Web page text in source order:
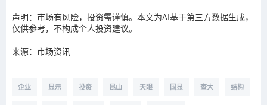
声明：市场有风险，投资需谨慎。本文为AI基于第三方数据生成，
仅供参考，不构成个人投资建议。
来源：市场资讯
企业 显示 投资 昆山 天眼 国显 查大 结构